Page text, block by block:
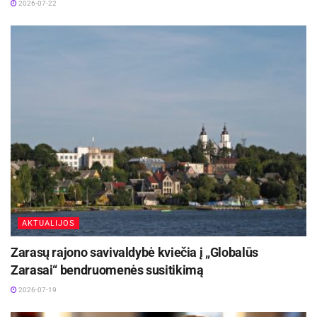
2026-07-22
AKTUALIJOS
Zarasų rajono savivaldybė kviečia į „Globalūs
Zarasai“ bendruomenės susitikimą
2026-07-19